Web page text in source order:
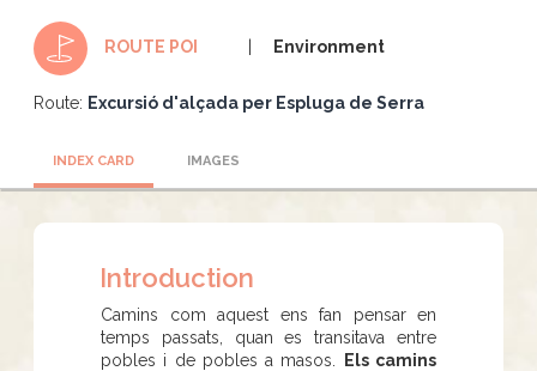
ROUTE POI Environment
Route: Excursió d'alçada per Espluga de Serra
INDEX CARD IMAGES
Introduction
Camins com aquest ens fan pensar en
temps passats, quan es transitava entre
pobles i de pobles a masos.
Els camins